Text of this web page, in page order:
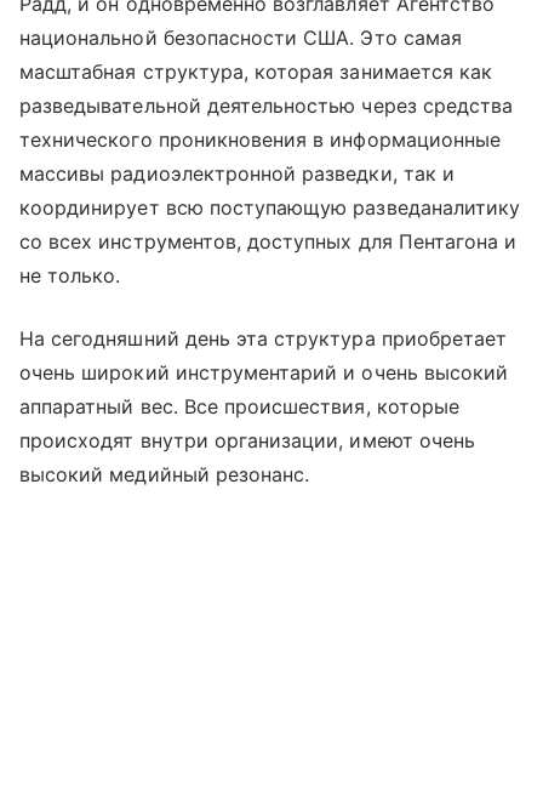
национальной безопасности США. Это самая
масштабная структура, которая занимается как
разведывательной деятельностью через средства
технического проникновения в информационные
массивы радиоэлектронной разведки, так и
координирует всю поступающую разведаналитику
со всех инструментов, доступных для Пентагона и
не только.
На сегодняшний день эта структура приобретает
очень широкий инструментарий и очень высокий
аппаратный вес. Все происшествия, которые
происходят внутри организации, имеют очень
высокий медийный резонанс.